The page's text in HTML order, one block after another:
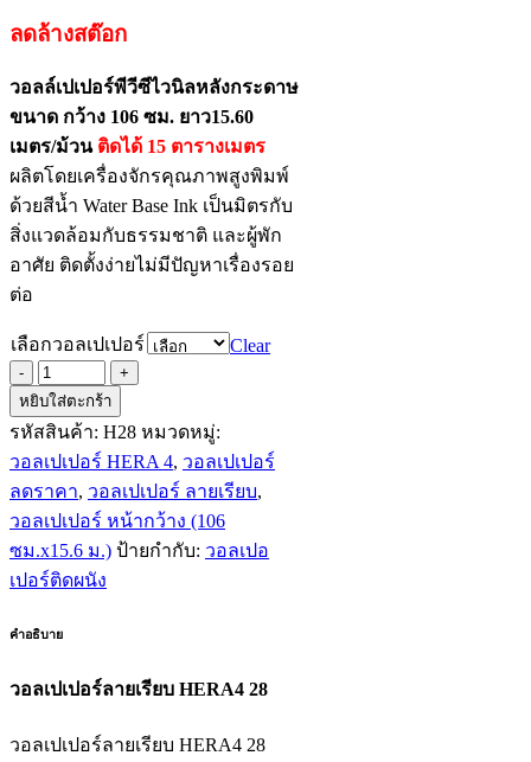
ลดล้างสต๊อก
วอลล์เปเปอร์พีวีซีไวนิลหลังกระดาษ
ขนาด กว้าง 106 ซม. ยาว15.60
เมตร/ม้วน ติดได้ 15 ตารางเมตร
ผลิตโดยเครื่องจักรคุณภาพสูงพิมพ์
ด้วยสีน้ำ Water Base Ink เป็นมิตรกับ
สิ่งแวดล้อมกับธรรมชาติ และผู้พัก
อาศัย ติดตั้งง่ายไม่มีปัญหาเรื่องรอย
ต่อ
เลือกวอลเปเปอร์ Clear
หยิบใส่ตะกร้า
รหัสสินค้า: H28 หมวดหมู่:
วอลเปเปอร์ HERA 4, วอลเปเปอร์
ลดราคา, วอลเปเปอร์ ลายเรียบ,
วอลเปเปอร์ หน้ากว้าง (106
ซม.x15.6 ม.) ป้ายกำกับ: วอลเปอ
เปอร์ติดผนัง
คำอธิบาย
วอลเปเปอร์ลายเรียบ HERA4 28
วอลเปเปอร์ลายเรียบ HERA4 28